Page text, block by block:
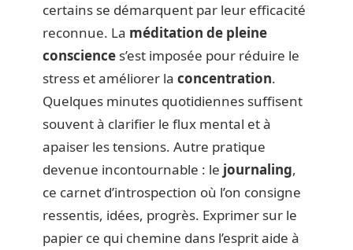
certains se démarquent par leur efficacité
reconnue. La méditation de pleine
conscience s’est imposée pour réduire le
stress et améliorer la concentration.
Quelques minutes quotidiennes suffisent
souvent à clarifier le flux mental et à
apaiser les tensions. Autre pratique
devenue incontournable : le journaling,
ce carnet d’introspection où l’on consigne
ressentis, idées, progrès. Exprimer sur le
papier ce qui chemine dans l’esprit aide à